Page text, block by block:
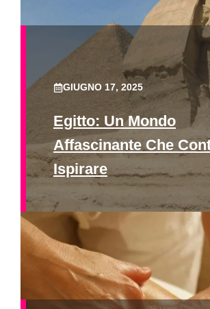
GIUGNO 17, 2025
Egitto: Un Mondo
Affascinante Che
Ispirare